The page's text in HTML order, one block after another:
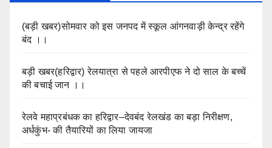
(बड़ी खबर)सोमवार को इस जनपद में स्कूल आंगनवाड़ी केन्द्र रहेंगे
बंद ।।
बड़ी खबर(हरिद्वार) रेलयात्रा से पहले आरपीएफ ने दो साल के बच्चें
की बचाई जान ।।
रेलवे महाप्रबंधक का हरिद्वार–देवबंद रेलखंड का बड़ा निरीक्षण,
अर्धकुंभ- की तैयारियों का लिया जायजा